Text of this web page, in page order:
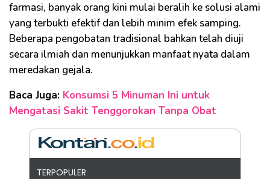
farmasi, banyak orang kini mulai beralih ke solusi alami
yang terbukti efektif dan lebih minim efek samping.
Beberapa pengobatan tradisional bahkan telah diuji
secara ilmiah dan menunjukkan manfaat nyata dalam
meredakan gejala.
Baca Juga: Konsumsi 5 Minuman Ini untuk
Mengatasi Sakit Tenggorokan Tanpa Obat
TERPOPULER